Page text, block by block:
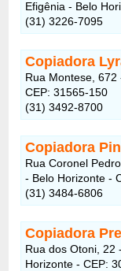
Efigênia - Belo
(31) 3226-7095
Copiadora
Rua Montese,
CEP: 31565-150
(31) 3492-8700
Copiadora
Rua Coronel
- Belo Horizonte -
(31) 3484-6806
Copiadora
Rua dos Otoni, 22
Horizonte - CEP: